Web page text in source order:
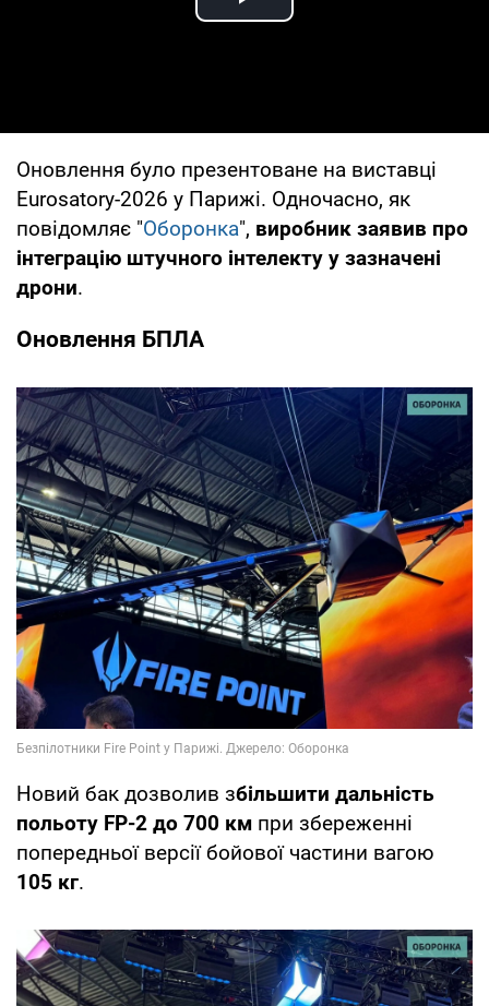
Play Video
Оновлення було презентоване на виставці
Eurosatory-2026 у Парижі. Одночасно, як
повідомляє "Оборонка", виробник заявив про
інтеграцію штучного інтелекту у зазначені
дрони.
Оновлення БПЛА
Новий бак дозволив збільшити дальність
польоту FP-2 до 700 км при збереженні
попередньої версії бойової частини вагою
105 кг.